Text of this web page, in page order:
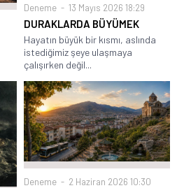
Deneme 13 Mayıs 2026 18:29
DURAKLARDA BÜYÜMEK
Hayatın büyük bir kısmı, aslında
istediğimiz şeye ulaşmaya
çalışırken değil...
Deneme 2 Haziran 2026 10:30